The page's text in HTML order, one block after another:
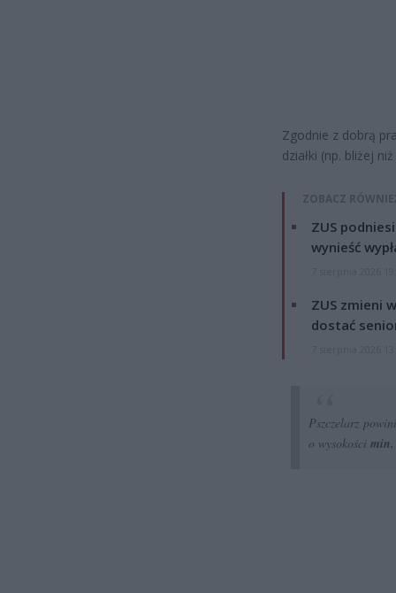
Zgodnie z dobrą
działki (np. bliżej
ZOBACZ
ZUS
wynieść
ZUS zmieni
dostać
Pszczelarz
o wysokości min.